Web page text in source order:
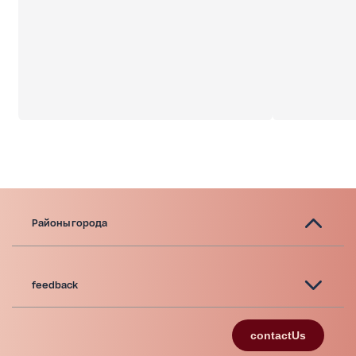
Районы города
feedback
contactUs